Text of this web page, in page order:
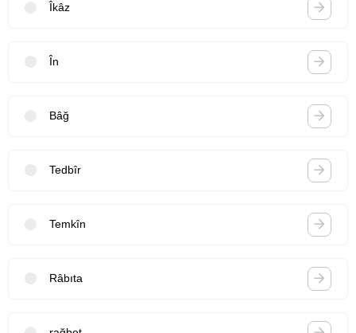
Îkâz
În
Bâğ
Tedbîr
Temkîn
Râbıta